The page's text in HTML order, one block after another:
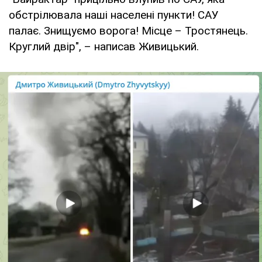
обстрілювала наші населені пункти! САУ
палає. Знищуємо ворога! Місце – Тростянець.
Круглий двір", – написав Живицький.